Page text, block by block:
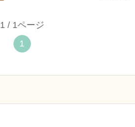
1 / 1ページ
1